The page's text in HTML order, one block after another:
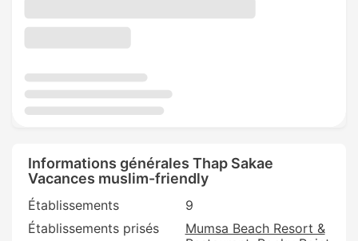
Informations générales Thap Sakae
Vacances muslim-friendly
Établissements
9
Établissements prisés
Mumsa Beach Resort &